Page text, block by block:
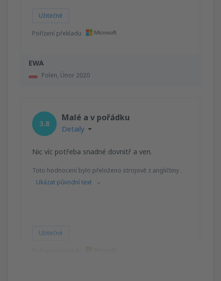
EWA
Polen, Únor 2020
Užitečné
Pořízení překladu
3.8
Malé a v pořádku
Detaily
Nic víc potřeba snadné dovnitř a ven.
Toto hodnocení bylo přeloženo strojově z angličtiny .
Ukázat původní text
Užitečné